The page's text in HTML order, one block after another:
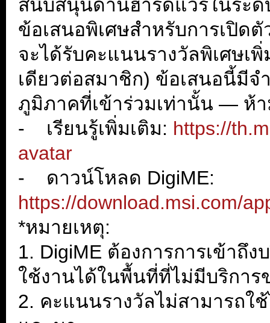
สนับสนุนด้านฮาร์ดแวร์ในระ
ข้อเสนอพิเศษสำหรับการเปิด
จะได้รับคะแนนรางวัลพิเศษเ
เดียวต่อสมาชิก) ข้อเสนอนี้มี
ภูมิภาคที่เข้าร่วมเท่านั้น — ห้
- เรียนรู้เพิ่มเติม: https://
avatar
- ดาวน์โหลด DigiME:
https://download.msi.com/
*หมายเหตุ:
1. DigiME ต้องการการเข้าถึ
ใช้งานได้ในพื้นที่ที่ไม่มีบริการ
2. คะแนนรางวัลไม่สามารถใ